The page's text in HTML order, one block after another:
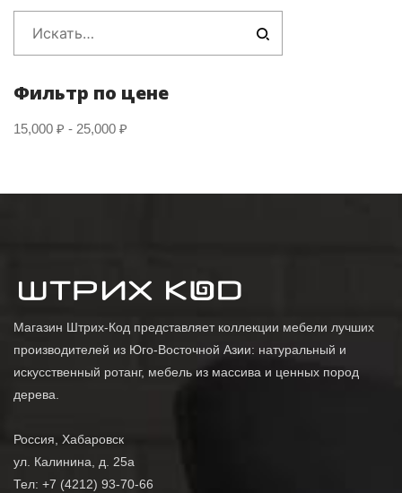
Фильтр по цене
15,000 ₽ - 25,000 ₽
Магазин Штрих-Код представляет коллекции мебели лучших
производителей из Юго-Восточной Азии: натуральный и
искусственный ротанг, мебель из массива и ценных пород
дерева.
Россия, Хабаровск
ул. Калинина, д. 25а
Тел: +7 (4212) 93-70-66